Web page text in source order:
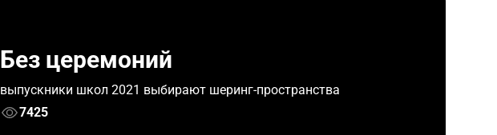
Без церемоний
выпускники школ 2021 выбирают шеринг-пространства
7425